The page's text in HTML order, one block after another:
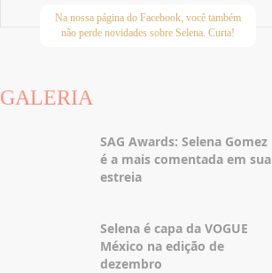
Na nossa página do Facebook, você também
não perde novidades sobre Selena. Curta!
GALERIA
SAG Awards: Selena Gomez
é a mais comentada em sua
estreia
Selena é capa da VOGUE
México na edição de
dezembro